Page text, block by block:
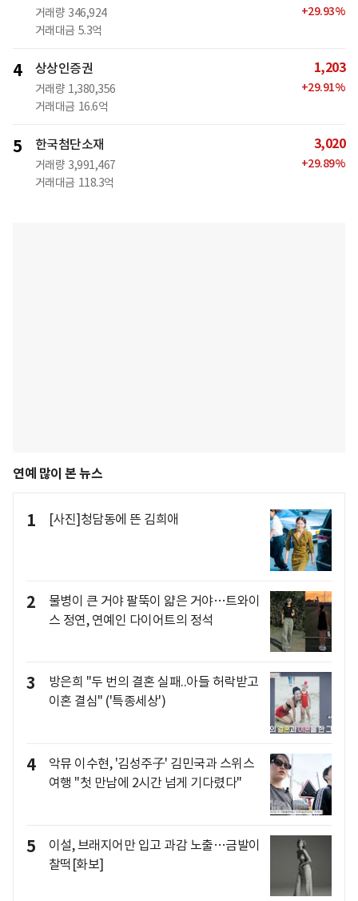
거래량 346,924
거래대금 5.3억
+29.93%
4 상상인증권
거래량 1,380,356
거래대금 16.6억
1,203
+29.91%
5 한국첨단소재
거래량 3,991,467
거래대금 118.3억
3,020
+29.89%
연예 많이 본 뉴스
1 [사진]청담동에 뜬 김희애
2
물병이 큰 거야 팔뚝이 얇은 거야…트와이
스 정연, 연예인 다이어트의 정석
3
방은희 "두 번의 결혼 실패..아들 허락받고
이혼 결심" ('특종세상')
4
악뮤 이수현, '김성주子' 김민국과 스위스
여행 "첫 만남에 2시간 넘게 기다렸다"
5
이설, 브래지어만 입고 과감 노출…금발이
찰떡[화보]